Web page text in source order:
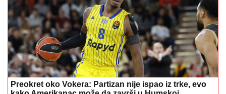
ŠOK! PEVAČICA PRETUKLA TAKSISTUSad prvi put
otkrila detalje: "Nisam htela da platim, prebila sam
ga"
TRAJALO JE DUGO,LjULjALI SU SE
LUSTERI U ZGRADAMA: Snažan
zemljotres pogodio Filipine